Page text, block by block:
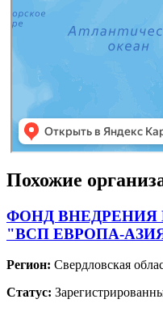
Похожие
ФОНД
"ВСП ЕВРОПА-
Регион: Свердловская
Статус: